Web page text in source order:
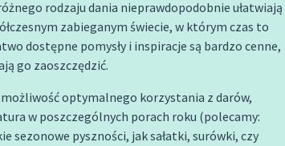
rodzaju dania nieprawdopodobnie ułatwiają
zabieganym świecie, w którym czas to
dostępne pomysły i inspiracje są bardzo cenne,
go zaoszczędzić.
możliwość optymalnego korzystania z darów,
w poszczególnych porach roku (polecamy:
sezonowe pyszności, jak sałatki, surówki, czy